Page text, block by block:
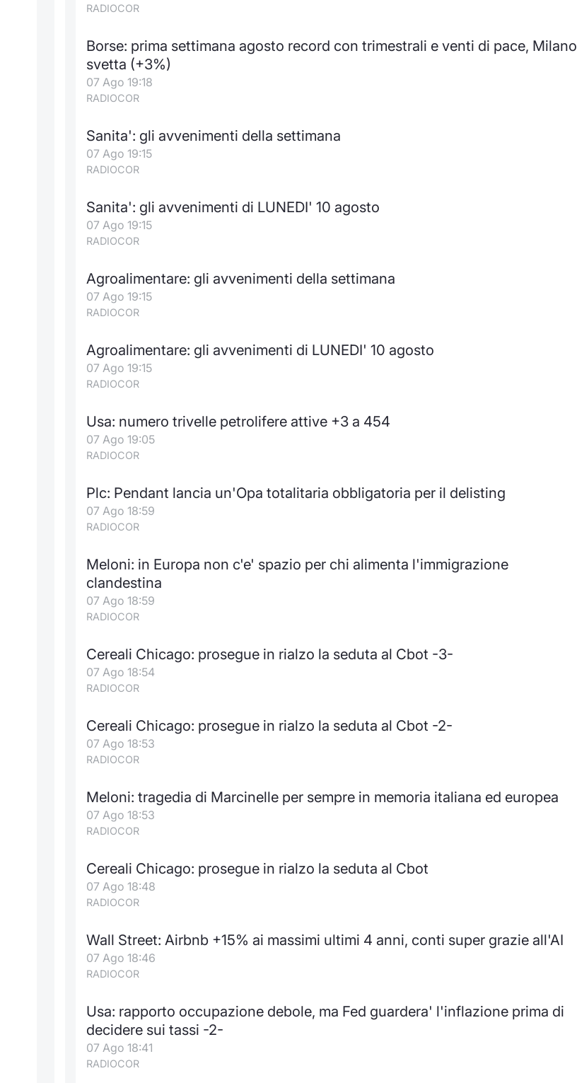
RADIOCOR
Borse: prima settimana agosto record con trimestrali e venti di pace, Milano
svetta (+3%)
07 Ago 19:18
RADIOCOR
Sanita': gli avvenimenti della settimana
07 Ago 19:15
RADIOCOR
Sanita': gli avvenimenti di LUNEDI' 10 agosto
07 Ago 19:15
RADIOCOR
Agroalimentare: gli avvenimenti della settimana
07 Ago 19:15
RADIOCOR
Agroalimentare: gli avvenimenti di LUNEDI' 10 agosto
07 Ago 19:15
RADIOCOR
Usa: numero trivelle petrolifere attive +3 a 454
07 Ago 19:05
RADIOCOR
Plc: Pendant lancia un'Opa totalitaria obbligatoria per il delisting
07 Ago 18:59
RADIOCOR
Meloni: in Europa non c'e' spazio per chi alimenta l'immigrazione
clandestina
07 Ago 18:59
RADIOCOR
Cereali Chicago: prosegue in rialzo la seduta al Cbot -3-
07 Ago 18:54
RADIOCOR
Cereali Chicago: prosegue in rialzo la seduta al Cbot -2-
07 Ago 18:53
RADIOCOR
Meloni: tragedia di Marcinelle per sempre in memoria italiana ed europea
07 Ago 18:53
RADIOCOR
Cereali Chicago: prosegue in rialzo la seduta al Cbot
07 Ago 18:48
RADIOCOR
Wall Street: Airbnb +15% ai massimi ultimi 4 anni, conti super grazie all'AI
07 Ago 18:46
RADIOCOR
Usa: rapporto occupazione debole, ma Fed guardera' l'inflazione prima di
decidere sui tassi -2-
07 Ago 18:41
RADIOCOR